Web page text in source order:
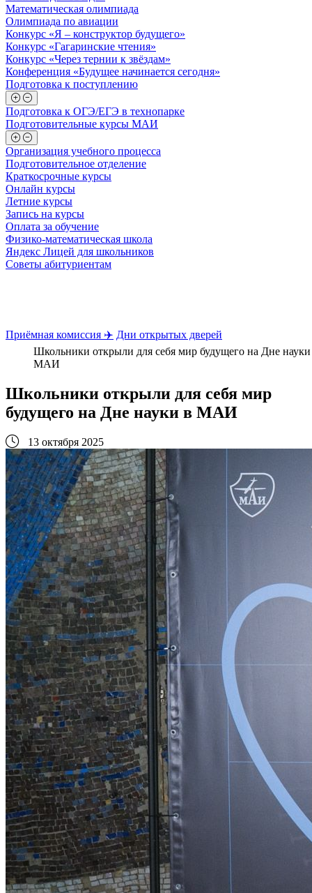
Математическая олимпиада
Олимпиада по авиации
Конкурс «Я – конструктор будущего»
Конкурс «Гагаринские чтения»
Конкурс «Через тернии к звёздам»
Конференция «Будущее начинается сегодня»
Подготовка к поступлению
Подготовка к ОГЭ/ЕГЭ в технопарке
Подготовительные курсы МАИ
Организация учебного процесса
Подготовительное отделение
Краткосрочные курсы
Онлайн курсы
Летние курсы
Запись на курсы
Оплата за обучение
Физико-математическая школа
Яндекс Лицей для школьников
Советы абитуриентам
Приёмная комиссия ✈️ Дни открытых дверей
Школьники открыли для себя мир будущего на Дне
МАИ
Школьники открыли для себя мир
будущего на Дне науки в МАИ
13 октября 2025